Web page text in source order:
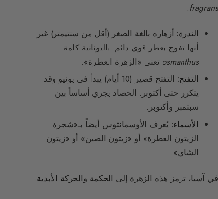
fragrans
.
الندرة: أزهاره بالغة الصغر (أقل من سنتيمتر) غير
أنها تفوح بعطر قوي دائم. باليونانية كلمة
osmanthus تعني «الزهرة العطرة».
التفتح:
التفتح قصير (10 أيام) يبدأ في يونيو وقد
يتكرر حتى أكتوبر. الحصاد يجري أساساً بين
سبتمبر وأكتوبر.
الأسماء: يُعرف الأوسمانثوس أيضاً بـ«شجرة
الزيتون العطرة» أو «زيتون الصين» أو «زيتون
الشاي».
في آسيا، ترمز هذه الزهرة إلى الحكمة والحركة الأبدية.